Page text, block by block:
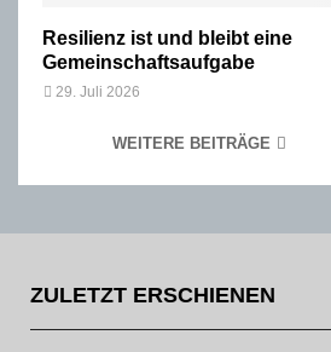
Resilienz ist und bleibt eine
Gemeinschaftsaufgabe
29. Juli 2026
WEITERE BEITRÄGE
ZULETZT ERSCHIENEN